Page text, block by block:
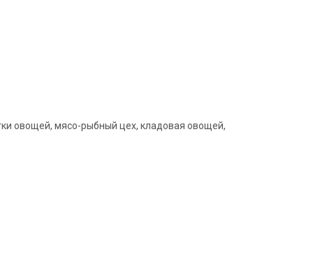
овощей, мясо-рыбный цех, кладовая овощей,